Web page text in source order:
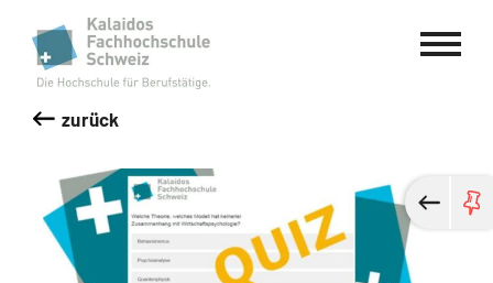
Kalaidos Fachhochschule Schweiz
zurück